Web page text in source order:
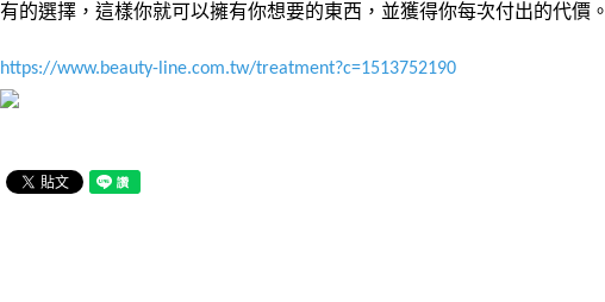
有的選擇，這樣你就可以擁有你想要的東西，並獲得你每次付出的代價。
https://www.beauty-line.com.tw/treatment?c=1513752190